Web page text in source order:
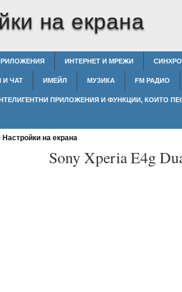
на екрана
ИНТЕРНЕТ И МРЕЖИ
ЧАТ ИМЕЙЛ МУЗИКА FM РАДИО
ПРИЛОЖЕНИЯ И ФУНКЦИИ, КОИТО
Настройки на екрана
Sony Xperia E4g